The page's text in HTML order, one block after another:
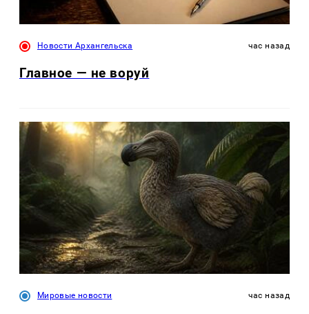
Новости Архангельска час назад
Главное — не воруй
Мировые новости час назад